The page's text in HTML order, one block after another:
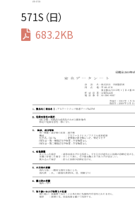
571S（日）
683.2KB